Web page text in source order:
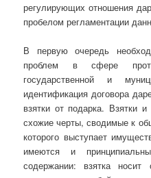
регулирующих отношения
пробелом регламентации
В первую очередь
проблем в сфере
государственной и
идентификация договора
взятки от подарка. Взятки
схожие черты, сводимые к
которого выступает
имеются и
содержании: взятка носит